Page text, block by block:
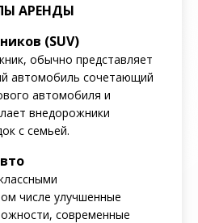
АРЕНДЫ
(SUV)
обычно представляет
автомобиль сочетающий
автомобиля и
внедорожники
с семьей.
числе улучшенные
современные